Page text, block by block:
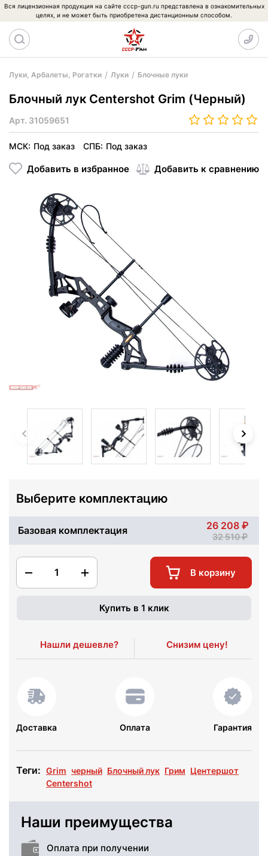
Вся лицензионная продукция на сайте cccp-gun.ru представлена в ознакомительных
целях, и не может быть приобретена дистанционным способом.
Луки, Арбалеты, Рогатки Луки Блочные луки
Блочный лук Centershot Grim (Черный)
Арт. 31059651
МСК: Под заказ СПБ: Под заказ
Добавить в избранное Добавить к сравнению
Выберите комплектацию
Базовая комплектация 26 208
32 510
1 В корзину
Купить в 1 клик
Нашли дешевле? Снизим цену!
Доставка Оплата Гарантия
Теги: Grim черный Блочный лук Грим Центершот
Centershot
Наши преимущества
Оплата при получении